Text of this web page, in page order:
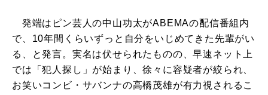
発端はピン芸人の中山功太がABEMAの配信番組内
で、10年間くらいずっと自分をいじめてきた先輩がい
る、と発言。実名は伏せられたものの、早速ネット上
では「犯人探し」が始まり、徐々に容疑者が絞られ、
お笑いコンビ・サバンナの高橋茂雄が有力視されるこ